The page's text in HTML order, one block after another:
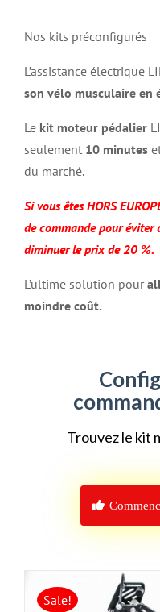
Nos kits préconfigurés
L’assistance électrique
son vélo musculaire en
Le kit moteur pédalier
seulement 10 minutes
du marché.
Si vous êtes HORS
de commande pour éviter
diminuer le prix de 20 %.
L’ultime solution pour
moindre coût.
Trouvez le kit
Sale!